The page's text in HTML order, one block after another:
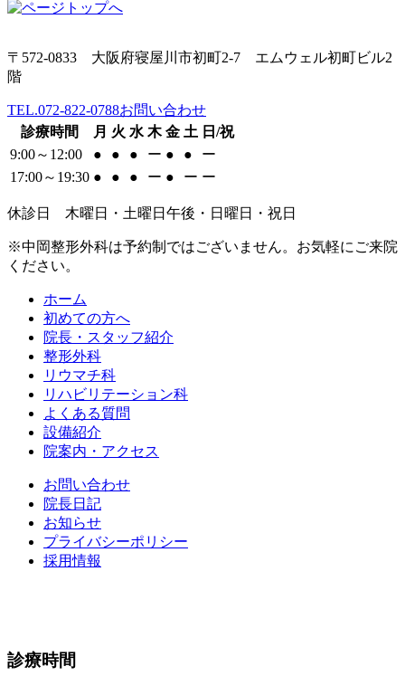
〒572-0833 大阪府寝屋川市初町2-7 エムウェル初町ビル2
階
TEL.072-822-0788お問い合わせ
診療時間
月 火 水 木 金 土 日/祝
9:00～12:00
● ● ● ー ● ●
ー
17:00～19:30 ● ● ● ー ● ー ー
休診日 木曜日・土曜日午後・日曜日・祝日
※中岡整形外科は予約制ではございません。お気軽にご来院
ください。
ホーム
初めての方へ
院長・スタッフ紹介
整形外科
リウマチ科
リハビリテーション科
よくある質問
設備紹介
院案内・アクセス
お問い合わせ
院長日記
お知らせ
プライバシーポリシー
採用情報
診療時間